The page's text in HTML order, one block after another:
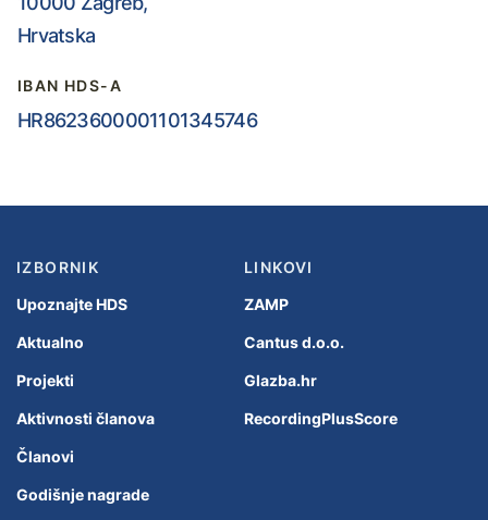
Hrvatska
IBAN HDS-A
HR8623600001101345746
IZBORNIK
Upoznajte HDS
Aktualno
Projekti
Aktivnosti članova
Članovi
Godišnje nagrade
LINKOVI
ZAMP
Cantus d.o.o.
Glazba.hr
RecordingPlusScore